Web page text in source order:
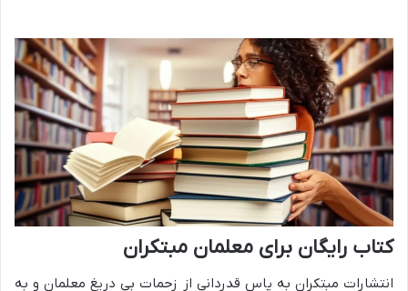
کتاب رایگان برای معلمان مبتکران
انتشارات مبتکران به پاس قدردانی از زحمات بی دریغ معلمان و به